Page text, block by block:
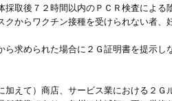
採取後７２時間以内のＰＣＲ検査によ
クからワクチン接種を受けられない者
ら求められた場合に２Ｇ証明書を提示
加えて）商店、サービス業における２Ｇ